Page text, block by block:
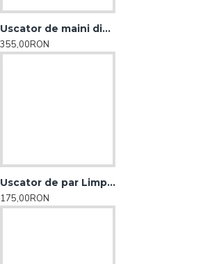
Uscator de maini din aluminiu
355,00RON
Uscator de par Limpio
175,00RON